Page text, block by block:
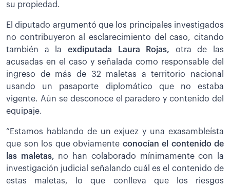
su propiedad.
El diputado argumentó que los principales investigados
no contribuyeron al esclarecimiento del caso, citando
también a la exdiputada Laura Rojas, otra de las
acusadas en el caso y señalada como responsable del
ingreso de más de 32 maletas a territorio nacional
usando un pasaporte diplomático que no estaba
vigente. Aún se desconoce el paradero y contenido del
equipaje.
“Estamos hablando de un exjuez y una exasambleísta
que son los que obviamente conocían el contenido de
las maletas, no han colaborado mínimamente con la
investigación judicial señalando cuál es el contenido de
estas maletas, lo que conlleva que los riesgos